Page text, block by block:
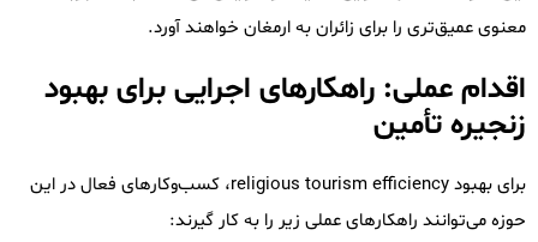
معنوی عمیق‌تری را برای زائران به ارمغان خواهند آورد.
اقدام عملی: راهکارهای اجرایی برای بهبود
زنجیره تأمین
برای بهبود religious tourism efficiency، کسب‌وکارهای فعال در این
حوزه می‌توانند راهکارهای عملی زیر را به کار گیرند: